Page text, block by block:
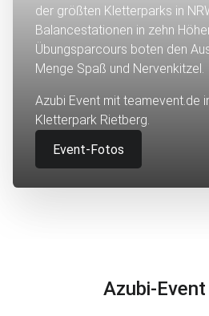
der größten Kletterparks in
Balancestationen in zehn
Übungsparcours boten den
Menge Spaß und Nervenkitzel.
Azubi Event mit teamevent.de
Kletterpark Rietberg.
Event-Fotos
Azubi-